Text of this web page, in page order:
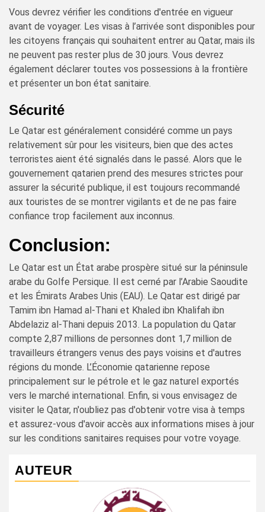
Vous devrez vérifier les conditions d'entrée en vigueur
avant de voyager. Les visas à l’arrivée sont disponibles pour
les citoyens français qui souhaitent entrer au Qatar, mais ils
ne peuvent pas rester plus de 30 jours. Vous devrez
également déclarer toutes vos possessions à la frontière
et présenter un bon état sanitaire.
Sécurité
Le Qatar est généralement considéré comme un pays
relativement sûr pour les visiteurs, bien que des actes
terroristes aient été signalés dans le passé. Alors que le
gouvernement qatarien prend des mesures strictes pour
assurer la sécurité publique, il est toujours recommandé
aux touristes de se montrer vigilants et de ne pas faire
confiance trop facilement aux inconnus.
Conclusion:
Le Qatar est un État arabe prospère situé sur la péninsule
arabe du Golfe Persique. Il est cerné par l’Arabie Saoudite
et les Émirats Arabes Unis (EAU). Le Qatar est dirigé par
Tamim ibn Hamad al-Thani et Khaled ibn Khalifah ibn
Abdelaziz al-Thani depuis 2013. La population du Qatar
compte 2,87 millions de personnes dont 1,7 million de
travailleurs étrangers venus des pays voisins et d'autres
régions du monde. L’Économie qatarienne repose
principalement sur le pétrole et le gaz naturel exportés
vers le marché international. Enfin, si vous envisagez de
visiter le Qatar, n'oubliez pas d'obtenir votre visa à temps
et assurez-vous d'avoir accès aux informations mises à jour
sur les conditions sanitaires requises pour votre voyage.
AUTEUR